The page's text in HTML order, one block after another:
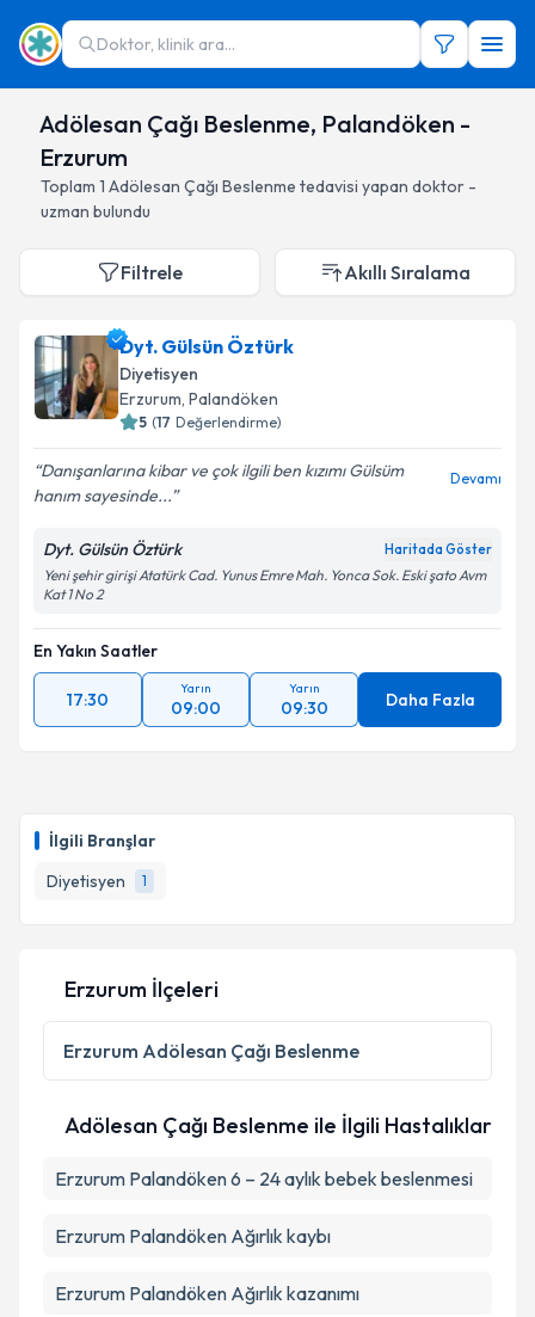
Doktor, klinik ara...
Adölesan Çağı Beslenme, Palandöken -
Erzurum
Toplam 1 Adölesan Çağı Beslenme tedavisi yapan doktor -
uzman bulundu
İlgili Branşlar
Diyetisyen
1
Filtrele Akıllı Sıralama
Dyt. Gülsün Öztürk
Diyetisyen
Erzurum, Palandöken
5 (17 Değerlendirme)
Danışanlarına kibar ve çok ilgili ben kızımı Gülsüm
hanım sayesinde...
Devamı
Dyt. Gülsün Öztürk Haritada Göster
Yeni şehir girişi Atatürk Cad. Yunus Emre Mah. Yonca Sok. Eski şato Avm
Kat 1 No 2
En Yakın Saatler
17:30
Yarın
09:00
Yarın
09:30 Daha Fazla
Erzurum İlçeleri
Erzurum Adölesan Çağı Beslenme
Adölesan Çağı Beslenme ile İlgili Hastalıklar
Erzurum Palandöken 6 – 24 aylık bebek beslenmesi
Erzurum Palandöken Ağırlık kaybı
Erzurum Palandöken Ağırlık kazanımı